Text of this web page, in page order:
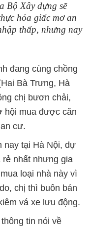
Bộ Xây dựng sẽ
hóa giấc mơ an
thấp, nhưng nay
đang cùng chồng
Bà Trưng, Hà
chị bươn chải,
hội mua được căn
cư.
nay tại Hà Nội, dự
nhất nhưng gia
loại nhà này vì
chị thì buôn bán
vá xe lưu động.
tin nói về